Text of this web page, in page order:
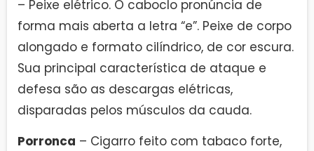
– Peixe elétrico. O caboclo pronúncia de
forma mais aberta a letra “e”. Peixe de corpo
alongado e formato cilíndrico, de cor escura.
Sua principal característica de ataque e
defesa são as descargas elétricas,
disparadas pelos músculos da cauda.
Porronca – Cigarro feito com tabaco forte,